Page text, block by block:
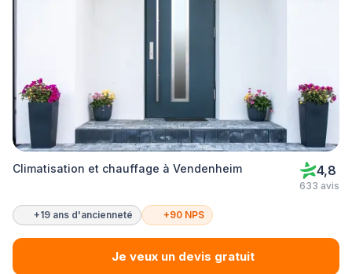
Climatisation et chauffage à Vendenheim 4,8
633 avis
+19 ans d'ancienneté +90 NPS
Je veux un devis gratuit